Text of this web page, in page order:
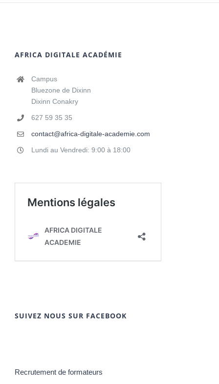
AFRICA DIGITALE ACADÉMIE
Campus
Bluezone de Dixinn
Dixinn Conakry
627 59 35 35
contact@africa-digitale-academie.com
Lundi au Vendredi: 9:00 à 18:00
SUIVEZ NOUS SUR FACEBOOK
Recrutement de formateurs